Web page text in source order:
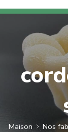
Maison Nos